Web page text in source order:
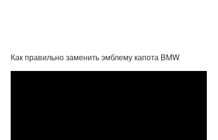
Как правильно заменить эмблему капота BMW